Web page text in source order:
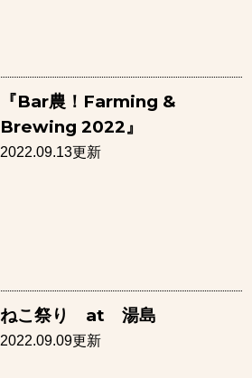
『Bar農！Farming &
Brewing 2022』
2022.09.13更新
ねこ祭り at 湯島
2022.09.09更新